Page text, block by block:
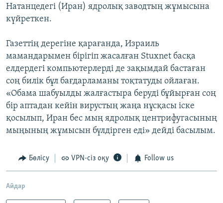
Натанцедегі (Иран) ядролық заводтың жұмысына
күйреткен.
Газеттің дерегіне қарағанда, Израиль
мамандарымен бірігіп жасалған Stuxnet басқа
елдердегі компьютерлерді де зақымдай бастаған
соң билік бұл бағдарламаны тоқтатуды ойлаған.
«Обама шабуылды жалғастыра беруді бұйырған соң
бір аптадан кейін вирустың жаңа нұсқасы іске
қосылып, Иран бес мың ядролық центрифугасының
мыңының жұмысын бүлдірген еді» дейді басылым.
Бөлісу VPN-сіз оқу Follow us
Айдар